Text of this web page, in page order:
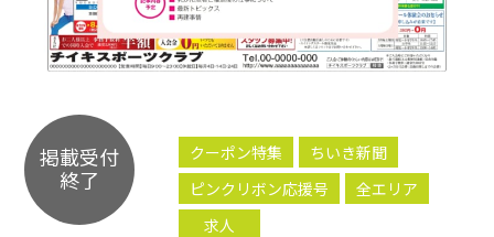
掲載受付
終了
クーポン特集
ちいき新聞
ピンクリボン応援号
全エリア
求人